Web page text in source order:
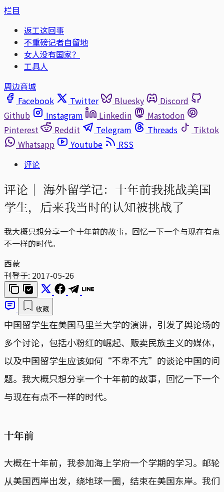
栏目
返工这回事
不重磅记者自留地
女人没有国家？
工具人
周边商城
Facebook
Twitter Bluesky
Discord
Github
Instagram Linkedin
Mastodon
Pinterest
Reddit Telegram Threads
Tiktok
Whatsapp
Youtube
RSS
评论
评论｜ 海外留学记：十年前我挑战美国
学生，后来我当时的认知被挑战了
我大概只想分享一个十年前的故事，回忆一下一个与现在有点
不一样的时代。
西蒙
刊登于: 2017-05-26
收藏
中国留学生在美国马里兰大学的演讲，引发了舆论场的
多个讨论，包括小粉红的崛起、贩卖民族主义的媒体，
以及中国留学生应该如何“不卑不亢”的谈论中国的问
题。我大概只想分享一个十年前的故事，回忆一下一个
与现在有点不一样的时代。
十年前
大概在十年前，我参加海上学府一个学期的学习。邮轮
从美国西岸出发，绕地球一圈，结束在美国东岸。我们